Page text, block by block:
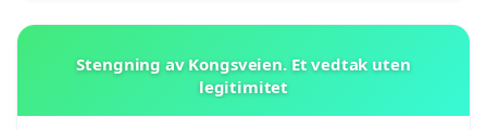
Stengning av Kongsveien. Et vedtak uten
legitimitet